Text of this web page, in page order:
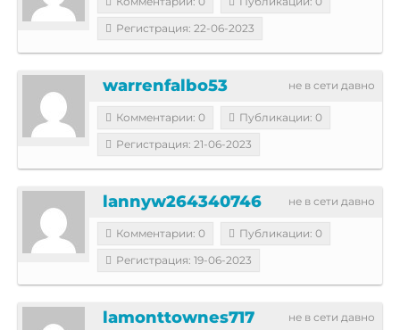
Регистрация: 22-06-2023
не в сети давно
warrenfalbo53
Комментарии: 0
Публикации: 0
Регистрация: 21-06-2023
не в сети давно
lannyw264340746
Комментарии: 0
Публикации: 0
Регистрация: 19-06-2023
не в сети давно
lamonttownes717